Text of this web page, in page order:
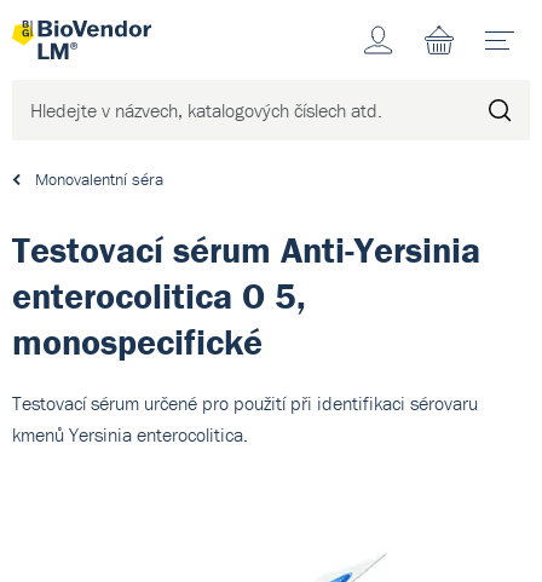
Účet
Monovalentní séra
Testovací sérum Anti-Yersinia
enterocolitica O 5,
monospecifické
Testovací sérum určené pro použití při identifikaci sérovaru
kmenů Yersinia enterocolitica.